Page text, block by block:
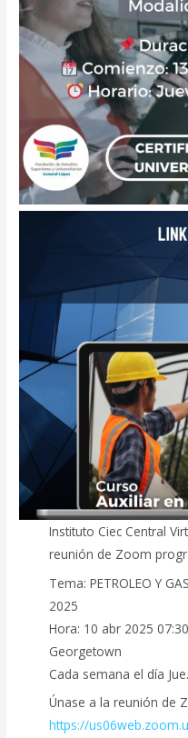
Instituto Ciec Central
reunión de Zoom
Tema: PETROLEO Y
2025
Hora: 10 abr 2025
Georgetown
Cada semana el día Jue.
Únase a la reunión de
https://